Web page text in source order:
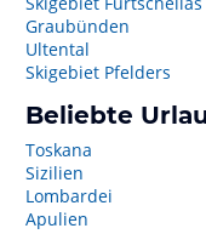
Graubünden
Ultental
Skigebiet Pfelders
Beliebte
Toskana
Sizilien
Lombardei
Apulien